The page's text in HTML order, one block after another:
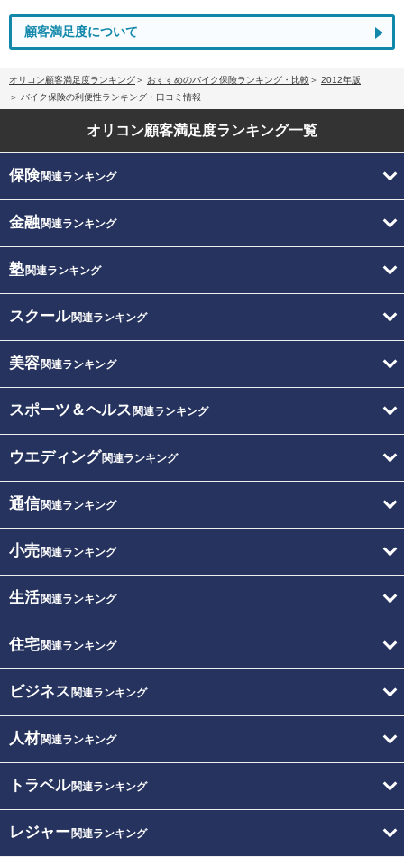
顧客満足度について
オリコン顧客満足度ランキング おすすめのバイク保険ランキング・比較
2012年版
バイク保険の利便性ランキング・口コミ情報
オリコン顧客満足度ランキング一覧
保険関連ランキング
金融関連ランキング
塾関連ランキング
スクール関連ランキング
美容関連ランキング
スポーツ＆ヘルス 関連ランキング
ウエディング関連ランキング
通信関連ランキング
小売関連ランキング
生活関連ランキング
住宅関連ランキング
ビジネス 関連ランキング
人材関連ランキング
トラベル関連ランキング
レジャー関連ランキング